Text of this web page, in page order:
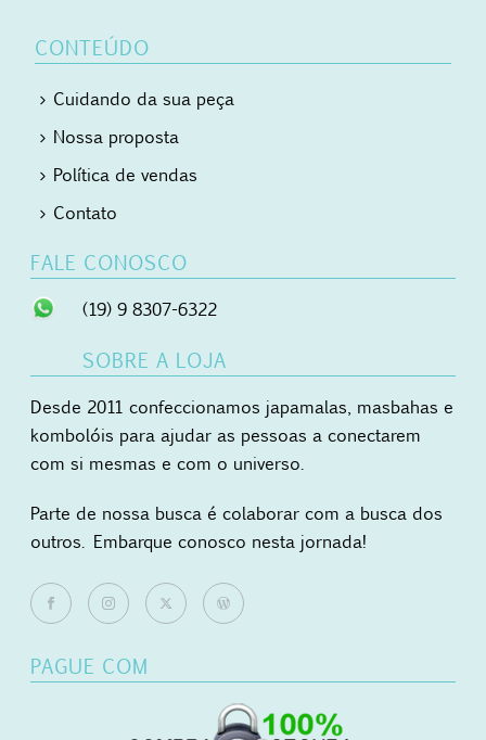
CONTEÚDO
Cuidando da sua peça
Nossa proposta
Política de vendas
Contato
FALE CONOSCO
(19) 9 8307-6322
SOBRE A LOJA
Desde 2011 confeccionamos japamalas, masbahas e
kombolóis para ajudar as pessoas a conectarem
com si mesmas e com o universo.
Parte de nossa busca é colaborar com a busca dos
outros. Embarque conosco nesta jornada!
PAGUE COM